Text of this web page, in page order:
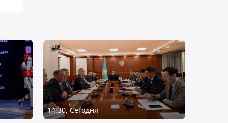
14:30, Сегодня